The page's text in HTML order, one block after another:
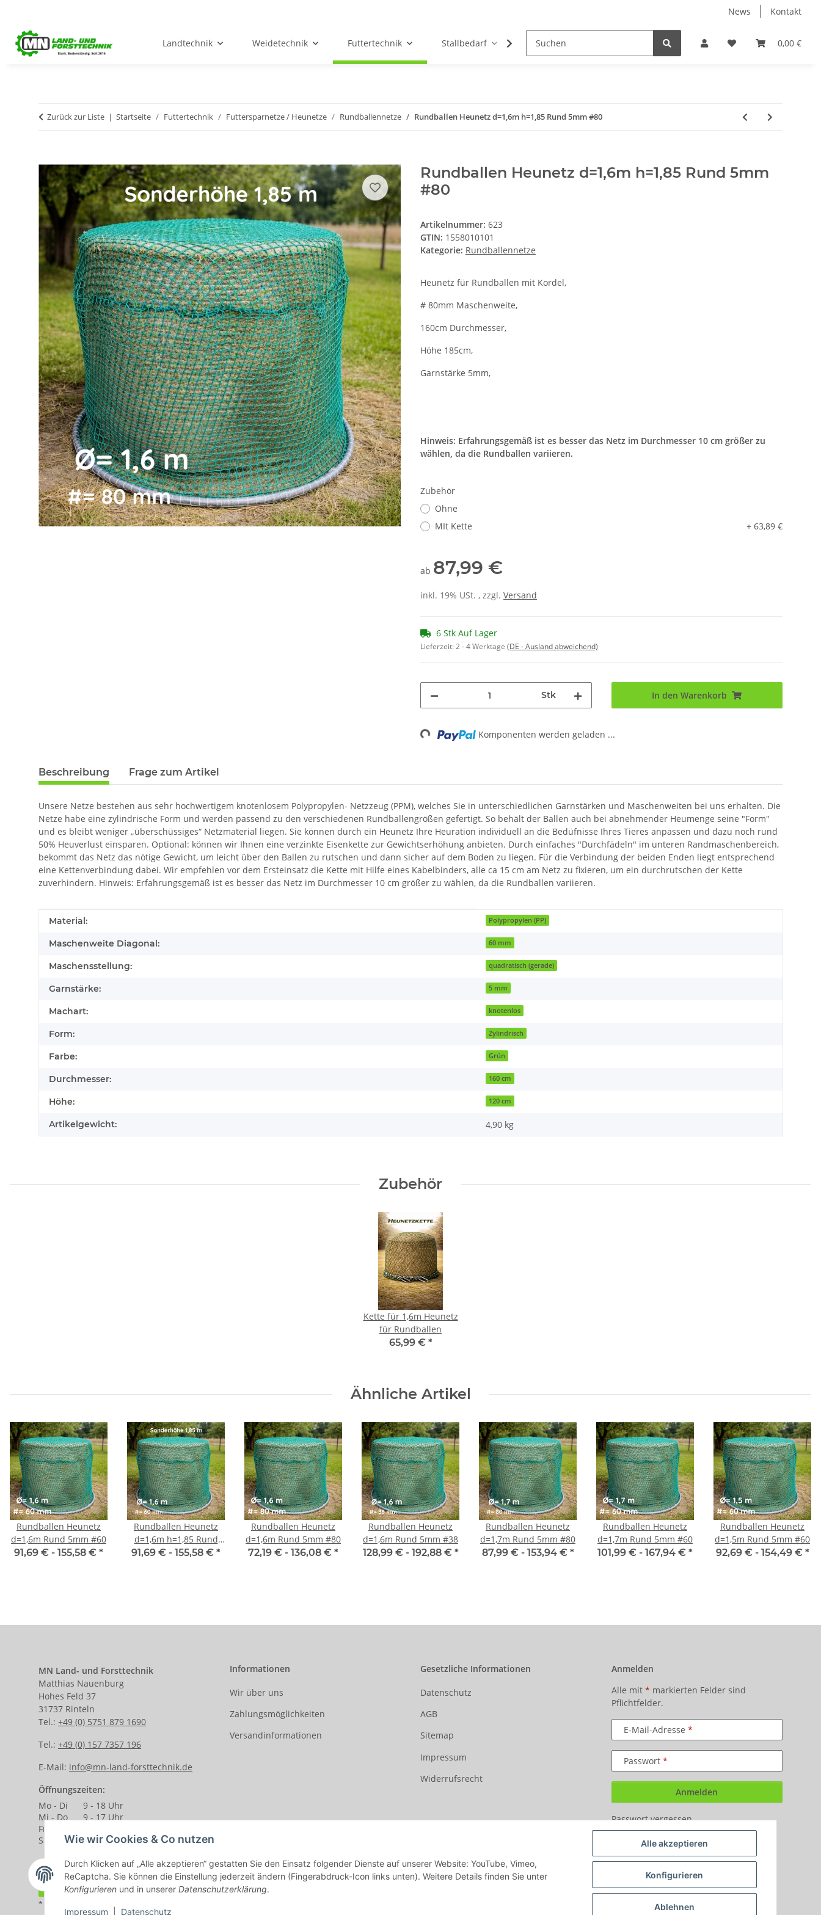
Alle akzeptieren
Konfigurieren
Ablehnen
Wie wir Cookies & Co nutzen
Durch Klicken auf „Alle akzeptieren“ gestatten Sie den Einsatz folgender Dienste auf unserer Website: YouTube, Vimeo,
ReCaptcha. Sie können die Einstellung jederzeit ändern (Fingerabdruck-Icon links unten). Weitere Details finden Sie unter
Konfigurieren und in unserer Datenschutzerklärung.
Impressum Datenschutz
News Kontakt
0,00 €
Landtechnik Weidetechnik Futtertechnik Stallbedarf Holz/ Holzpelletts Jansen Produkte fertig montiert
Zurück zur Liste Startseite Futtertechnik Futtersparnetze / Heunetze Rundballennetze Rundballen Heunetz d=1,6m h=1,85 Rund 5mm #80
Rundballen Heunetz d=1,6m h=1,85 Rund 5mm
#80
Artikelnummer: 623
GTIN: 1558010101
Kategorie: Rundballennetze
Heunetz für Rundballen mit Kordel,
# 80mm Maschenweite,
160cm Durchmesser,
Höhe 185cm,
Garnstärke 5mm,
Hinweis: Erfahrungsgemäß ist es besser das Netz im Durchmesser 10 cm größer zu
wählen, da die Rundballen variieren.
Zubehör
Ohne
MIt Kette
+ 63,89 €
ab 87,99 €
inkl. 19% USt. , zzgl. Versand
6 Stk Auf Lager
Lieferzeit:2 - 4 Werktage (DE - Ausland abweichend)
Stk In den Warenkorb
Loading... Komponenten werden geladen ...
Beschreibung Frage zum Artikel
Unsere Netze bestehen aus sehr hochwertigem knotenlosem Polypropylen- Netzzeug (PPM), welches Sie in unterschiedlichen Garnstärken und Maschenweiten bei uns erhalten. Die
Netze habe eine zylindrische Form und werden passend zu den verschiedenen Rundballengrößen gefertigt. So behält der Ballen auch bei abnehmender Heumenge seine "Form"
und es bleibt weniger „überschüssiges“ Netzmaterial liegen. Sie können durch ein Heunetz Ihre Heuration individuell an die Bedüfnisse Ihres Tieres anpassen und dazu noch rund
50% Heuverlust einsparen. Optional: können wir Ihnen eine verzinkte Eisenkette zur Gewichtserhöhung anbieten. Durch einfaches "Durchfädeln" im unteren Randmaschenbereich,
bekommt das Netz das nötige Gewicht, um leicht über den Ballen zu rutschen und dann sicher auf dem Boden zu liegen. Für die Verbindung der beiden Enden liegt entsprechend
eine Kettenverbindung dabei. Wir empfehlen vor dem Ersteinsatz die Kette mit Hilfe eines Kabelbinders, alle ca 15 cm am Netz zu fixieren, um ein durchrutschen der Kette
zuverhindern. Hinweis: Erfahrungsgemäß ist es besser das Netz im Durchmesser 10 cm größer zu wählen, da die Rundballen variieren.
Produkteigenschaft
Wert
Material: Polypropylen (PP)
Maschenweite Diagonal: 60 mm
Maschensstellung: quadratisch (gerade)
Garnstärke: 5 mm
Machart: knotenlos
Form: Zylindrisch
Farbe: Grün
Durchmesser: 160 cm
Höhe: 120 cm
Artikelgewicht: 4,90 kg
Zubehör
Kette für 1,6m Heunetz
für Rundballen
65,99 € *
Ähnliche Artikel
Rundballen Heunetz
d=1,6m Rund 5mm #60
91,69 € - 155,58 € *
Rundballen Heunetz
d=1,6m h=1,85 Rund
5mm #60
91,69 € - 155,58 € *
Rundballen Heunetz
d=1,6m Rund 5mm #80
72,19 € - 136,08 € *
Rundballen Heunetz
d=1,6m Rund 5mm #38
128,99 € - 192,88 € *
Rundballen Heunetz
d=1,7m Rund 5mm #80
87,99 € - 153,94 € *
Rundballen Heunetz
d=1,7m Rund 5mm #60
101,99 € - 167,94 € *
Rundballen Heunetz
d=1,5m Rund 5mm #60
92,69 € - 154,49 € *
MN Land- und Forsttechnik
Matthias Nauenburg
Hohes Feld 37
31737 Rinteln
Tel.: +49 (0) 5751 879 1690
Tel.: +49 (0) 157 7357 196
E-Mail: info@mn-land-forsttechnik.de
Öffnungszeiten:
Mo - Di
9 - 18 Uhr
Mi - Do
9 - 17 Uhr
Fr.
Sa.
9 - 13 Uhr
Informationen
Wir über uns
Zahlungsmöglichkeiten
Versandinformationen
Gesetzliche Informationen
Datenschutz
AGB
Sitemap
Impressum
Widerrufsrecht
Anmelden
Alle mit * markierten Felder sind
Pflichtfelder.
E-Mail-Adresse
Passwort
Anmelden
Passwort vergessen
Vertrag widerrufen
* Alle Preise inkl. gesetzlicher USt., zzgl.